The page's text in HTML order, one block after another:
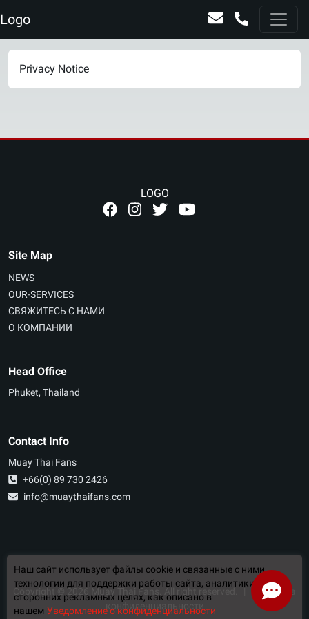
Logo
Privacy Notice
LOGO
Site Map
NEWS
OUR-SERVICES
СВЯЖИТЕСЬ С НАМИ
О КОМПАНИИ
Head Office
Phuket, Thailand
Contact Info
Muay Thai Fans
+66(0) 89 730 2426
info@muaythaifans.com
2026 Muay Thai Fans. All right reserved.
Политика
конфиденциальности
Наш сайт использует файлы cookie и связанные с ними
технологии для поддержки работы сайта, аналитики и
сторонних рекламных целях, как описано в
нашем Уведомление о конфиденциальности